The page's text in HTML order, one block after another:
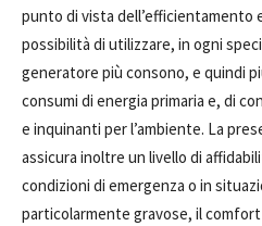
punto di vista dell’efficientamento
possibilità di utilizzare, in ogni
generatore più consono, e quindi
consumi di energia primaria e, di
e inquinanti per l’ambiente. La
assicura inoltre un livello di
condizioni di emergenza o in
particolarmente gravose, il